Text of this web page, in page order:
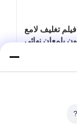
فيلم تغليف لامع PET / BOPP بسماكة 15